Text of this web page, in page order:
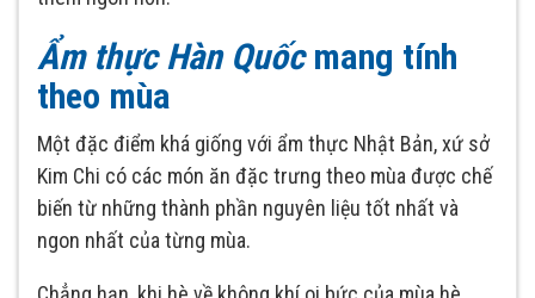
Ẩm thực Hàn Quốcmang tính
theo mùa
Một đặc điểm khá giống với ẩm thực Nhật Bản, xứ sở
Kim Chi có các món ăn đặc trưng theo mùa được chế
biến từ những thành phần nguyên liệu tốt nhất và
ngon nhất của từng mùa.